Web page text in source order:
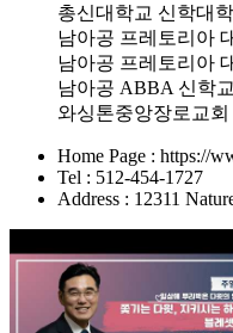
총신대학교 신학대
남아공 프레토리아
남아공 프레토리아
남아공 ABBA 신학
와싱톤중앙장로교
Home Page : https://
Tel : 512-454-1727
Address : 12311